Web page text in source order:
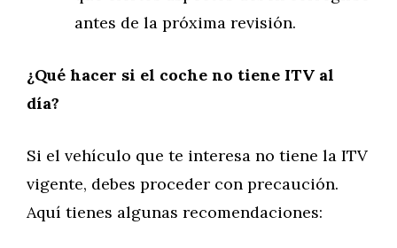
antes de la próxima revisión.
¿Qué hacer si el coche no tiene ITV al
día?
Si el vehículo que te interesa no tiene la ITV
vigente, debes proceder con precaución.
Aquí tienes algunas recomendaciones: